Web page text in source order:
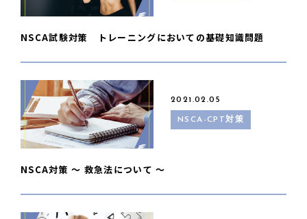
NSCA試験対策 トレーニングにおいての基礎知識問題
2021.02.05
NSCA-CPT対策
NSCA対策 〜 救急法について 〜